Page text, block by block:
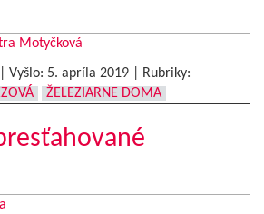
Motyčková
Vyšlo: 5. apríla 2019
Rubriky:
ŽELEZIARNE DOMA